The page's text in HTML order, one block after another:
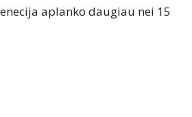
aplanko daugiau nei 15